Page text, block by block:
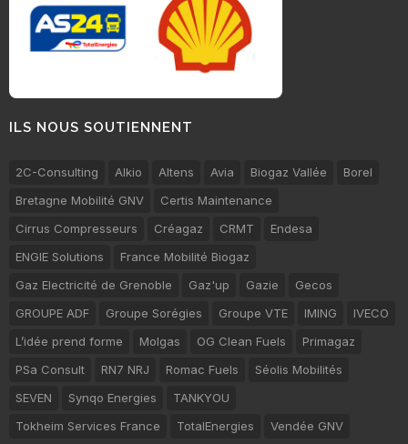
ILS NOUS SOUTIENNENT
2C-Consulting Alkio Altens Avia Biogaz Vallée
Borel
Bretagne Mobilité GNV
Certis Maintenance
Cirrus Compresseurs
Créagaz CRMT
Endesa
ENGIE Solutions
France Mobilité Biogaz
Gaz Electricité de Grenoble
Gaz'up Gazie
Gecos
GROUPE ADF
Groupe Sorégies Groupe VTE IMING
IVECO
L’idée prend forme
Molgas OG Clean Fuels
Primagaz
PSa Consult
RN7 NRJ Romac Fuels
Séolis Mobilités
SEVEN
Synqo Energies
TANKYOU
Tokheim Services France
TotalEnergies Vendée GNV